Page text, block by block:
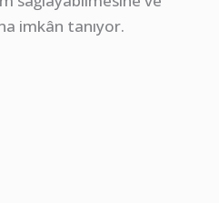
imkân tanıyor.